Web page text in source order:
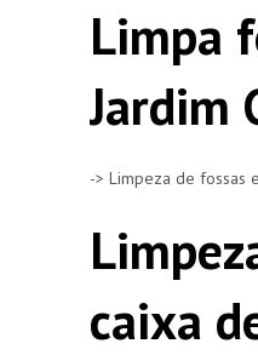
Limpa
Jardim
-> Limpeza de fossas
caixa